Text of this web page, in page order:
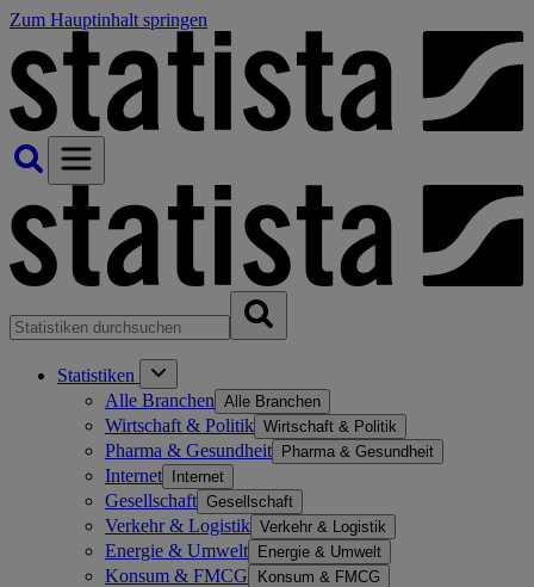
Zum Hauptinhalt springen
Statistiken
Alle Branchen Alle Branchen
Wirtschaft & Politik Wirtschaft & Politik
Pharma & Gesundheit Pharma & Gesundheit
Internet Internet
Gesellschaft Gesellschaft
Verkehr & Logistik Verkehr & Logistik
Energie & Umwelt Energie & Umwelt
Konsum & FMCG Konsum & FMCG